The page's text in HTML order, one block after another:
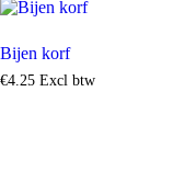
Bijen korf
€4.25 Excl btw